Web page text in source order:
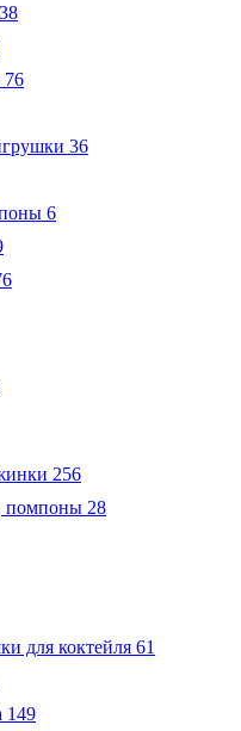
38
76
36
6
256
помпоны 28
для коктейля 61
149